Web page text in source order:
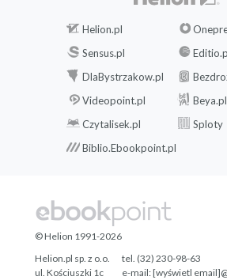
Helion.pl
Sensus.pl
DlaBystrzakow.pl
Videopoint.pl
Beya.pl
Czytalisek.pl
Sploty
Biblio.Ebookpoint.pl
© Helion 1991-2026
Helion.pl sp. z o.o.
ul. Kościuszki 1c
tel. (32) 230-98-63
e-mail:[wyświetl